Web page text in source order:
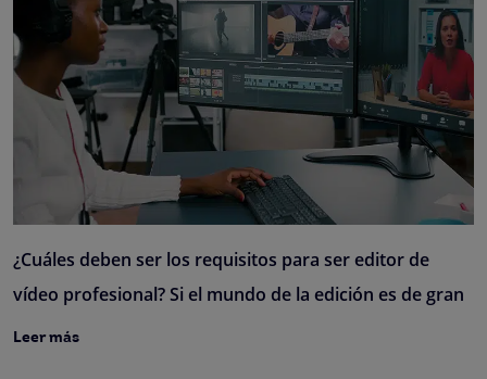
¿Cuáles deben ser los requisitos para ser editor de
vídeo profesional? Si el mundo de la edición es de gran
Leer más